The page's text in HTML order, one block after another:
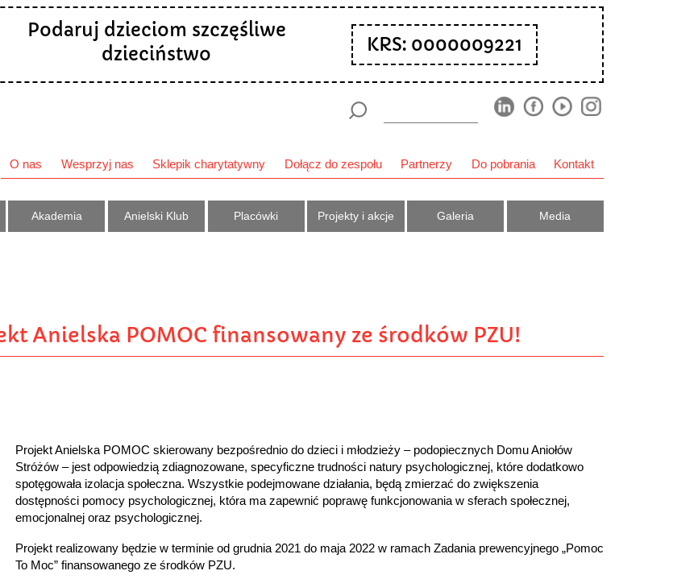
Podaruj dzieciom szczęśliwe
dzieciństwo
KRS: 0000009221
O nas Wesprzyj nas Sklepik charytatywny Dołącz do zespołu Partnerzy Do pobrania Kontakt
Akademia Anielski Klub Placówki Projekty i akcje Galeria Media
Anielska POMOC finansowany ze środków PZU!
Projekt Anielska POMOC skierowany bezpośrednio do dzieci i młodzieży – podopiecznych Domu Aniołów
Stróżów – jest odpowiedzią zdiagnozowane, specyficzne trudności natury psychologicznej, które dodatkowo
spotęgowała izolacja społeczna. Wszystkie podejmowane działania, będą zmierzać do zwiększenia
dostępności pomocy psychologicznej, która ma zapewnić poprawę funkcjonowania w sferach społecznej,
emocjonalnej oraz psychologicznej.
Projekt realizowany będzie w terminie od grudnia 2021 do maja 2022 w ramach Zadania prewencyjnego „Pomoc
To Moc” finansowanego ze środków PZU.